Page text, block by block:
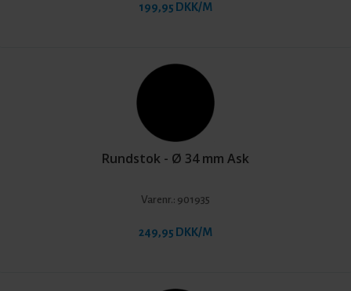
199,95 DKK/M
Rundstok - Ø 34 mm Ask
Varenr.: 901935
249,95 DKK/M